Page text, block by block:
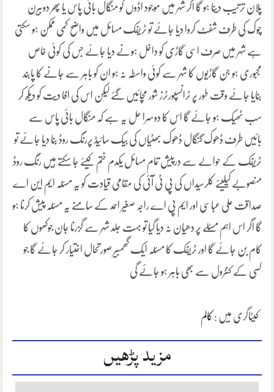
پلان ترتیب دینا ہو گا اگر شہر میں موجود اڈوں کو منگال بائی پاس یا پھر دوبیرن
چوک کی طرف شفٹ کروا دیا جائے تو ٹریفک مسائل میں واضح کمی ممکن ہو سکتی
ہے شہر میں صرف اسی گاڑی کو داخل ہونے دیا جائے جس کی کوئی خاص
مجبوری ہو جن گاڑیوں کا شہر سے کوئی واسطہ نہ ہو ان کو باہر سے جانے کا پابند
بنایا جائے وقت طور پر ٹرانسپورٹرز شور مچائیں گئے لیکن اس کی افا دیت کو دیکھ کر
سب ٹھیک ہو جائے گا اس کا دوسرا حل یہ ہے کہ منگال بائی پاس سے
بائیں طرف ڈھوک گنگال ڈھوک بھٹیاں کی بیک سائیڈ پررنگ روڈ بنا دیا جائے تو
ٹریفک کے حوالے سے درپیش تمام مسائل یکدم ختم کیئے جا سکتے ہیں رنگ روڈ
منصوبے کیلیئے کلرسیداں کی پی ٹی آئی کی مقامی قیادت کو یہ مسئلہ ایم این اے
صداقت علی عباسی اور ایم پی اے راجہ صغیر احمد کے سامنے یہ مسئلہ پیش کرنا ہو
گا اگر اس اہم مسئلے پر دھیان نہ دیا گیا تو بہت جلد شہر سے گزرنا جان جوکھوں کا
کام بن جائے گا اور ٹریفک کا مسئلہ ایک گھمبیر صورتحال اختیار کر جائے گا جو
کسی کے کنٹرول سے بھی باہر ہو جائے گی
کیٹاگری میں : کالم
مزید پڑھیں